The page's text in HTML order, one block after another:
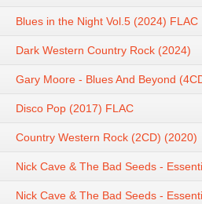
Blues in the Night Vol.5 (2024) FLAC
Dark Western Country Rock (2024)
Gary Moore - Blues And Beyond
Disco Pop (2017) FLAC
Country Western Rock (2CD) (2020)
Nick Cave & The Bad Seeds -
Nick Cave & The Bad Seeds -